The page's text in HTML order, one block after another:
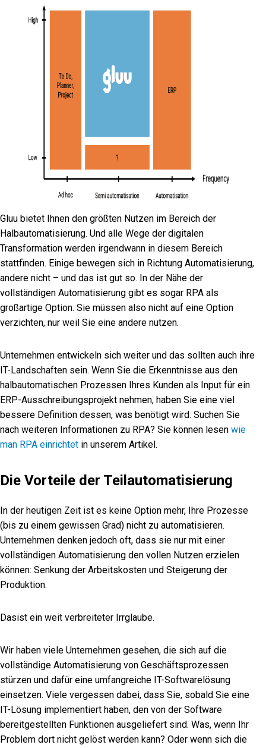
Gluu bietet Ihnen den größten Nutzen im Bereich der
Halbautomatisierung. Und alle Wege der digitalen
Transformation werden irgendwann in diesem Bereich
stattfinden. Einige bewegen sich in Richtung Automatisierung,
andere nicht – und das ist gut so. In der Nähe der
vollständigen Automatisierung gibt es sogar RPA als
großartige Option. Sie müssen also nicht auf eine Option
verzichten, nur weil Sie eine andere nutzen.
Unternehmen entwickeln sich weiter und das sollten auch ihre
IT-Landschaften sein. Wenn Sie die Erkenntnisse aus den
halbautomatischen Prozessen Ihres Kunden als Input für ein
ERP-Ausschreibungsprojekt nehmen, haben Sie eine viel
bessere Definition dessen, was benötigt wird. Suchen Sie
nach weiteren Informationen zu RPA? Sie können lesen wie
man RPA einrichtet in unserem Artikel.
Die Vorteile der Teilautomatisierung
In der heutigen Zeit ist es keine Option mehr, Ihre Prozesse
(bis zu einem gewissen Grad) nicht zu automatisieren.
Unternehmen denken jedoch oft, dass sie nur mit einer
vollständigen Automatisierung den vollen Nutzen erzielen
können: Senkung der Arbeitskosten und Steigerung der
Produktion.
Dasist ein weit verbreiteter Irrglaube.
Wir haben viele Unternehmen gesehen, die sich auf die
vollständige Automatisierung von Geschäftsprozessen
stürzen und dafür eine umfangreiche IT-Softwarelösung
einsetzen. Viele vergessen dabei, dass Sie, sobald Sie eine
IT-Lösung implementiert haben, den von der Software
bereitgestellten Funktionen ausgeliefert sind. Was, wenn Ihr
Problem dort nicht gelöst werden kann? Oder wenn sich die